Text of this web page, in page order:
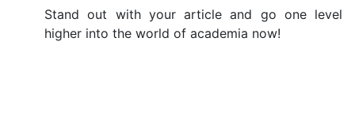
Stand out with your article and go one level
higher into the world of academia now!